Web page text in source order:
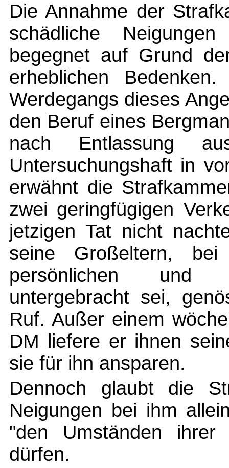
Die Annahme der
schädliche
begegnet auf Grund
erheblichen
Werdegangs dieses
den Beruf eines
nach Entlassung
Untersuchungshaft in
erwähnt die
zwei geringfügigen
jetzigen Tat nicht
seine Großeltern,
persönlichen und
untergebracht sei,
Ruf. Außer einem
DM liefere er ihnen
sie für ihn ansparen.
Dennoch glaubt die
Neigungen bei ihm
"den Umständen ihrer
dürfen.